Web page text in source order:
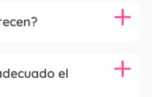
el